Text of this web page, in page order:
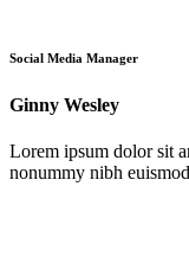
Social Media Manager
Ginny Wesley
Lorem ipsum dolor sit
nonummy nibh